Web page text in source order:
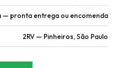
— pronta entrega ou encomenda
2RV — Pinheiros, São Paulo